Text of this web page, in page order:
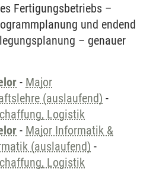
Fertigungsbetriebs –
und endend
– genauer
- Major
(auslaufend) -
Logistik
- Major Informatik &
(auslaufend) -
Logistik